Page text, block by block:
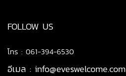
FOLLOW US
โทร : 061-394-6530
อีเมล : info@eveswelcome.com